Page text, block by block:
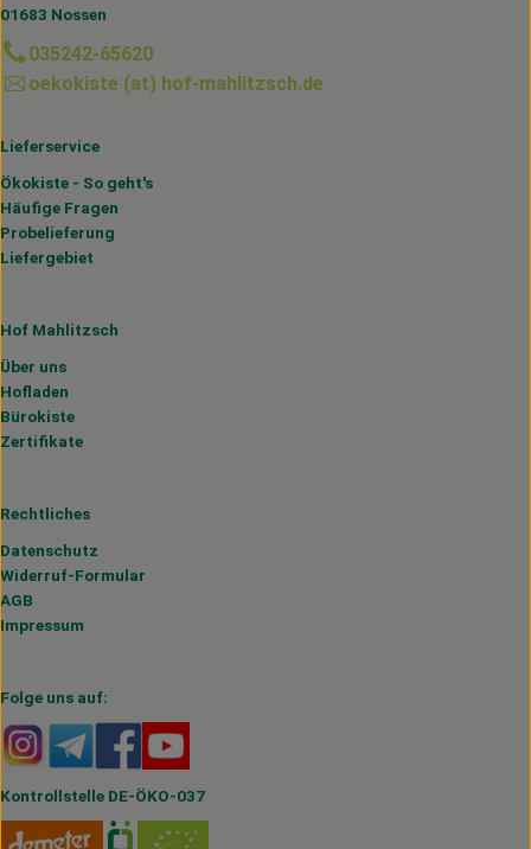
01683 Nossen
035242-65620
oekokiste (at) hof-mahlitzsch.de
Lieferservice
Ökokiste - So geht's
Häufige Fragen
Probelieferung
Liefergebiet
Hof Mahlitzsch
Über uns
Hofladen
Bürokiste
Zertifikate
Rechtliches
Datenschutz
Widerruf-Formular
AGB
Impressum
Folge uns auf:
Externer Link zu https://www.instagram.com/
Externer Link zu https://t.me/s/hofmahlitzsch
Externer Link zu https://www.facebook.com/
Kontrollstelle DE-ÖKO-037